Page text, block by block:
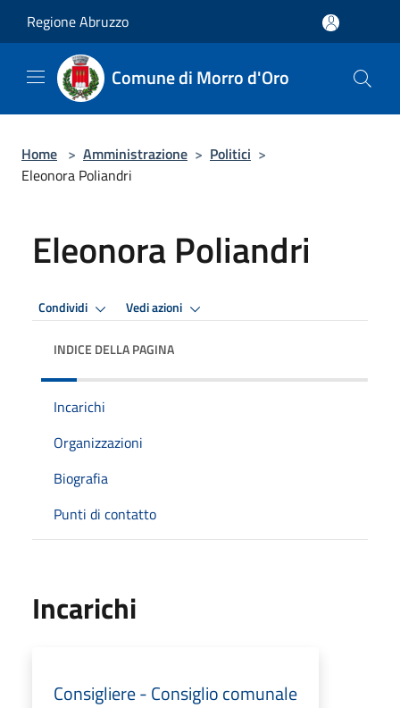
Regione Abruzzo
Comune di Morro d'Oro
Home > Amministrazione > Politici >
Eleonora Poliandri
Eleonora Poliandri
Condividi Vedi azioni
INDICE DELLA PAGINA
Incarichi
Organizzazioni
Biografia
Punti di contatto
Incarichi
Consigliere - Consiglio comunale